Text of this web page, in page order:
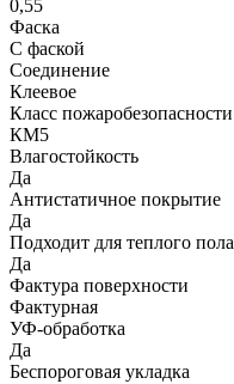
0,55
Фаска
С фаской
Соединение
Клеевое
Класс пожаробезопасности
КМ5
Влагостойкость
Да
Антистатичное покрытие
Да
Подходит для теплого пола
Да
Фактура поверхности
Фактурная
УФ-обработка
Да
Беспороговая укладка